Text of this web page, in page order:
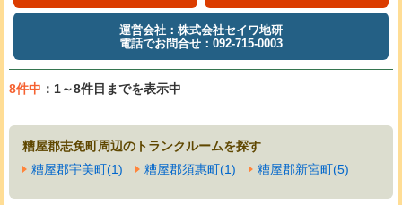
運営会社：株式会社セイワ地研
電話でお問合せ：092-715-0003
8件中 ：1～8件目までを表示中
糟屋郡志免町周辺のトランクルームを探す
糟屋郡宇美町(1)
糟屋郡須惠町(1) 糟屋郡新宮町(5)